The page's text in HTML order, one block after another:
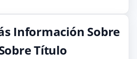
Información Sobre
Título